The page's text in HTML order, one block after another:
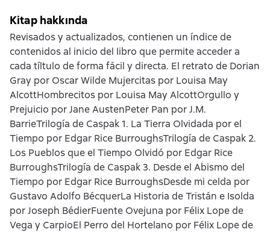
Kitap hakkında
Revisados y actualizados, contienen un índice de
contenidos al inicio del libro que permite acceder a
cada tíltulo de forma fácil y directa. El retrato de Dorian
Gray por Oscar Wilde Mujercitas por Louisa May
AlcottHombrecitos por Louisa May AlcottOrgullo y
Prejuicio por Jane AustenPeter Pan por J.M.
BarrieTrilogía de Caspak 1. La Tierra Olvidada por el
Tiempo por Edgar Rice BurroughsTrilogía de Caspak 2.
Los Pueblos que el Tiempo Olvidó por Edgar Rice
BurroughsTrilogía de Caspak 3. Desde el Abismo del
Tiempo por Edgar Rice BurroughsDesde mi celda por
Gustavo Adolfo BécquerLa Historia de Tristán e Isolda
por Joseph BédierFuente Ovejuna por Félix Lope de
Vega y CarpioEl Perro del Hortelano por Félix Lope de